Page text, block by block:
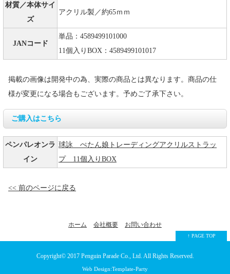
材質／本体サイ
ズ
アクリル製／約65ｍｍ
JANコード
単品：4589499101000
11個入りBOX：4589499101017
掲載の画像は開発中の為、実際の商品とは異なります。商品の仕
様が変更になる場合もございます。予めご了承下さい。
ご購入はこちら
ペンパレオンラ
イン
球詠 ぺたん娘トレーディングアクリルストラッ
プ 11個入りBOX
<< 前のページに戻る
ホーム 会社概要 お問い合わせ
↑ PAGE TOP
Copyright© 2017 Penguin Parade Co., Ltd. All Rights Reserved.
Web Design:Template-Party